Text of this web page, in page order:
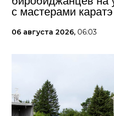
с мастерами каратэ
06 августа 2026, 06:03